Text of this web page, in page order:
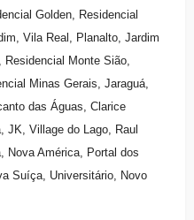
Golden, Residencial
Vila Real, Planalto, Jardim
Monte Sião,
Minas Gerais, Jaraguá,
das Águas, Clarice
JK, Village do Lago, Raul
Nova América, Portal dos
Suíça, Universitário, Novo